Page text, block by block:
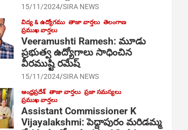
15/11/2024 SIRA NEWS
విద్య & ఉద్యోగము తాజా వార్తలు తెలంగాణ
ప్రముఖ వార్తలు
Veeramushti Ramesh: మూడు
ప్రభుత్వ ఉద్యోగాలు సాధించిన
వీరముష్టి రమేష్
15/11/2024 SIRA NEWS
ఆంధ్రప్రదేశ్ తాజా వార్తలు ప్రజా సమస్యలు
ప్రముఖ వార్తలు
Assistant Commissioner K
Vijayalakshmi: పెద్దాపురం మరిడమ్మ